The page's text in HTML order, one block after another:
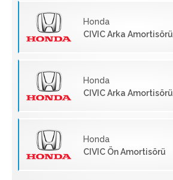
Honda
CIVIC Arka Amortisörü
Honda
CIVIC Arka Amortisörü
Honda
CIVIC Ön Amortisörü